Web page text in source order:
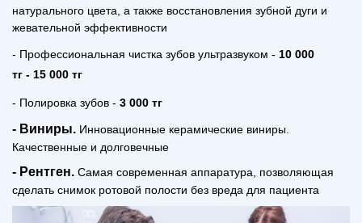
натурального цвета, а также восстановления зубной дуги и
жевательной эффективности
- Профессиональная чистка зубов ультразвуком - 10 000
тг - 15 000 тг
- Полировка зубов - 3 000 тг
- Виниры. Инновационные керамические виниры.
Качественные и долговечные
- Рентген. Самая современная аппаратура, позволяющая
сделать снимок ротовой полости без вреда для пациента